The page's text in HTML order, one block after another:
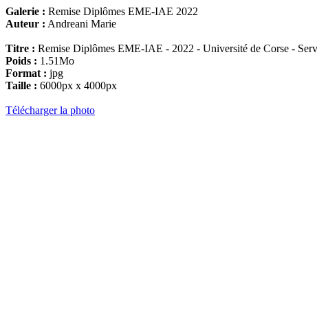
Galerie : Remise Diplômes EME-IAE 2022
Auteur : Andreani Marie
Titre : Remise Diplômes EME-IAE - 2022 - Université de Corse -
Poids : 1.51Mo
Format : jpg
Taille : 6000px x 4000px
Télécharger la photo